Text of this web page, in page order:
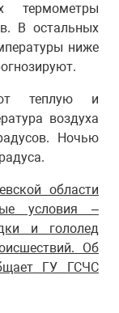
термометры
В остальных
ниже
теплую и
воздуха
Ночью
области
условия –
и гололед
Об
ГУ ГСЧС